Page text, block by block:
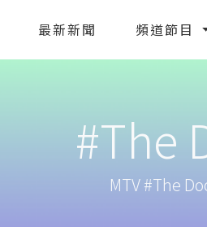
最新新聞 頻道節目
#The
MTV #The